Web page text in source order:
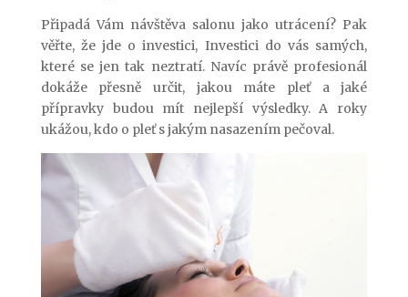
Připadá Vám návštěva salonu jako utrácení? Pak
věřte, že jde o investici, Investici do vás samých,
které se jen tak neztratí. Navíc právě profesionál
dokáže přesně určit, jakou máte pleť a jaké
přípravky budou mít nejlepší výsledky. A roky
ukážou, kdo o pleť s jakým nasazením pečoval.